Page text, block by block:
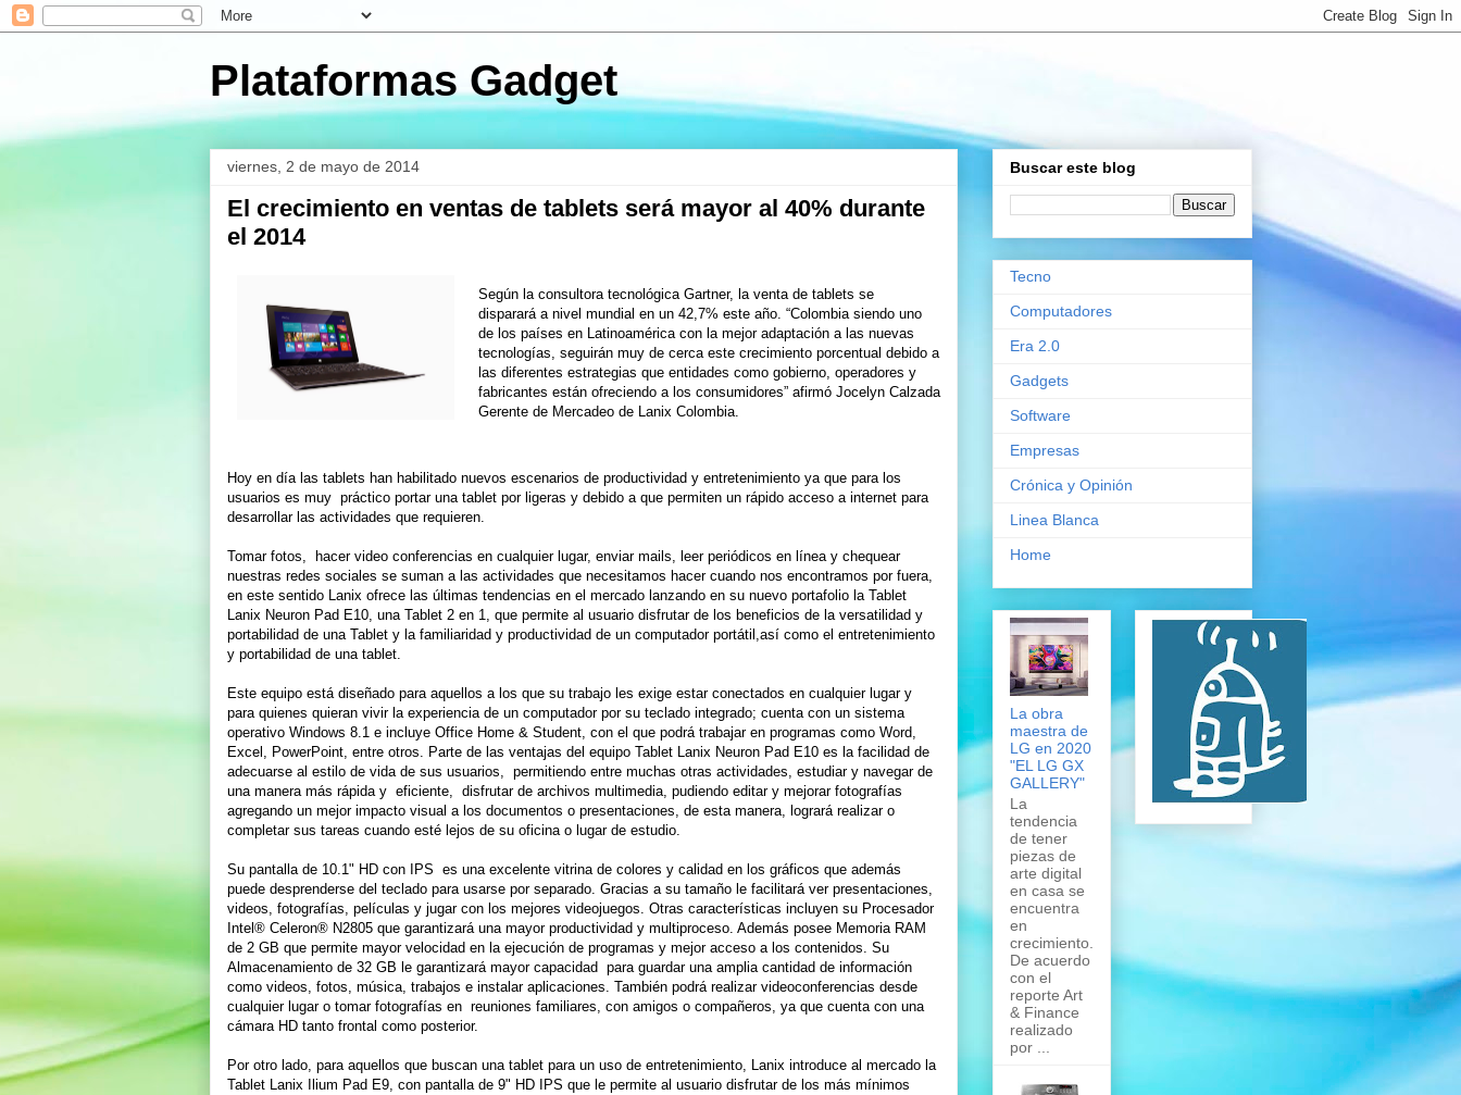
Plataformas Gadget
viernes, 2 de mayo de 2014
El crecimiento en ventas de tablets será mayor al 40% durante
el 2014
Según la consultora tecnológica Gartner, la venta de tablets se
disparará a nivel mundial en un 42,7% este año. “Colombia siendo uno
de los países en Latinoamérica con la mejor adaptación a las nuevas
tecnologías, seguirán muy de cerca este crecimiento porcentual debido a
las diferentes estrategias que entidades como gobierno, operadores y
fabricantes están ofreciendo a los consumidores” afirmó Jocelyn Calzada
Gerente de Mercadeo de Lanix Colombia.
Hoy en día las tablets han habilitado nuevos escenarios de productividad y entretenimiento ya que para los
usuarios es muy práctico portar una tablet por ligeras y debido a que permiten un rápido acceso a internet para
desarrollar las actividades que requieren.
Tomar fotos, hacer video conferencias en cualquier lugar, enviar mails, leer periódicos en línea y chequear
nuestras redes sociales se suman a las actividades que necesitamos hacer cuando nos encontramos por fuera,
en este sentido Lanix ofrece las últimas tendencias en el mercado lanzando en su nuevo portafolio la Tablet
Lanix Neuron Pad E10, una Tablet 2 en 1, que permite al usuario disfrutar de los beneficios de la versatilidad y
portabilidad de una Tablet y la familiaridad y productividad de un computador portátil,así como el entretenimiento
y portabilidad de una tablet.
Este equipo está diseñado para aquellos a los que su trabajo les exige estar conectados en cualquier lugar y
para quienes quieran vivir la experiencia de un computador por su teclado integrado; cuenta con un sistema
operativo Windows 8.1 e incluye Office Home & Student, con el que podrá trabajar en programas como Word,
Excel, PowerPoint, entre otros. Parte de las ventajas del equipo Tablet Lanix Neuron Pad E10 es la facilidad de
adecuarse al estilo de vida de sus usuarios, permitiendo entre muchas otras actividades, estudiar y navegar de
una manera más rápida y eficiente, disfrutar de archivos multimedia, pudiendo editar y mejorar fotografías
agregando un mejor impacto visual a los documentos o presentaciones, de esta manera, logrará realizar o
completar sus tareas cuando esté lejos de su oficina o lugar de estudio.
Su pantalla de 10.1" HD con IPS es una excelente vitrina de colores y calidad en los gráficos que además
puede desprenderse del teclado para usarse por separado. Gracias a su tamaño le facilitará ver presentaciones,
videos, fotografías, películas y jugar con los mejores videojuegos. Otras características incluyen su Procesador
Intel® Celeron® N2805 que garantizará una mayor productividad y multiproceso. Además posee Memoria RAM
de 2 GB que permite mayor velocidad en la ejecución de programas y mejor acceso a los contenidos. Su
Almacenamiento de 32 GB le garantizará mayor capacidad para guardar una amplia cantidad de información
como videos, fotos, música, trabajos e instalar aplicaciones. También podrá realizar videoconferencias desde
cualquier lugar o tomar fotografías en reuniones familiares, con amigos o compañeros, ya que cuenta con una
cámara HD tanto frontal como posterior.
Por otro lado, para aquellos que buscan una tablet para un uso de entretenimiento, Lanix introduce al mercado la
Tablet Lanix Ilium Pad E9, con pantalla de 9" HD IPS que le permite al usuario disfrutar de los más mínimos
Buscar este blog
Tecno
Computadores
Era 2.0
Gadgets
Software
Empresas
Crónica y Opinión
Linea Blanca
Home
La obra
maestra de
LG en 2020
"EL LG GX
GALLERY"
La
tendencia
de tener
piezas de
arte digital
en casa se
encuentra
en
crecimiento.
De acuerdo
con el
reporte Art
& Finance
realizado
por ...